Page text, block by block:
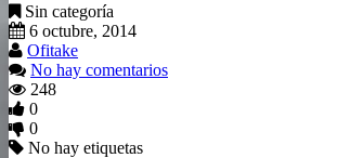
Sin categoría
6 octubre, 2014
Ofitake
No hay comentarios
248
0
0
No hay etiquetas